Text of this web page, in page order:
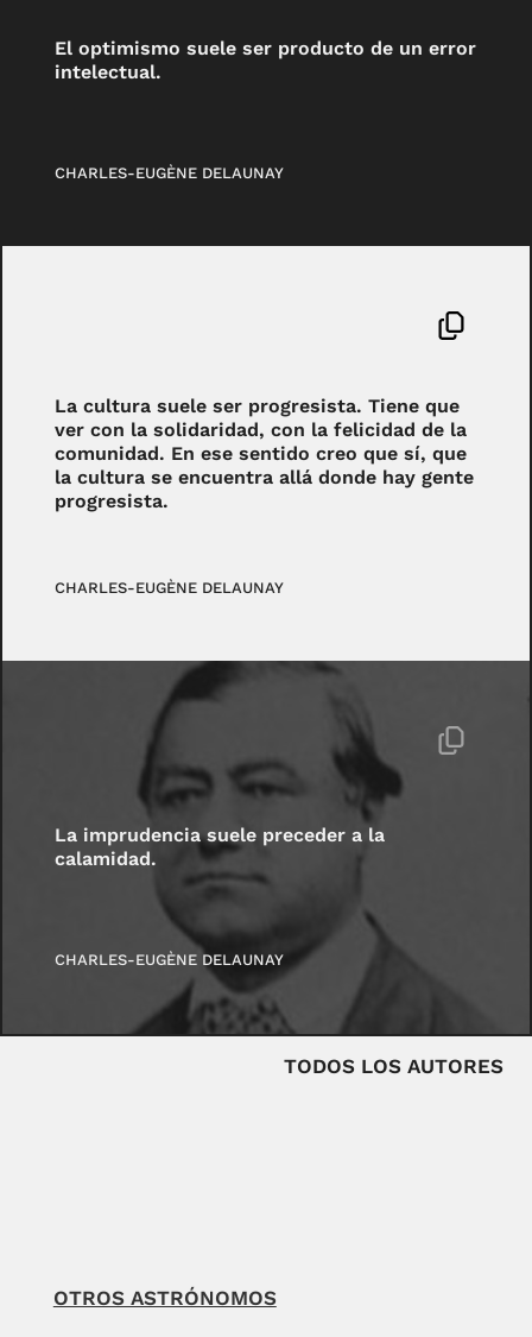
El optimismo suele ser producto de un error
intelectual.
CHARLES-EUGÈNE DELAUNAY
La cultura suele ser progresista. Tiene que
ver con la solidaridad, con la felicidad de la
comunidad. En ese sentido creo que sí, que
la cultura se encuentra allá donde hay gente
progresista.
CHARLES-EUGÈNE DELAUNAY
La imprudencia suele preceder a la
calamidad.
CHARLES-EUGÈNE DELAUNAY
TODOS LOS AUTORES
OTROS ASTRÓNOMOS